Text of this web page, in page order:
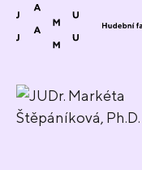
Přeskočit na